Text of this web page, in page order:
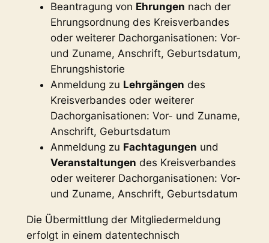
Beantragung von Ehrungen nach der
Ehrungsordnung des Kreisverbandes
oder weiterer Dachorganisationen: Vor-
und Zuname, Anschrift, Geburtsdatum,
Ehrungshistorie
Anmeldung zu Lehrgängen des
Kreisverbandes oder weiterer
Dachorganisationen: Vor- und Zuname,
Anschrift, Geburtsdatum
Anmeldung zu Fachtagungen und
Veranstaltungen des Kreisverbandes
oder weiterer Dachorganisationen: Vor-
und Zuname, Anschrift, Geburtsdatum
Die Übermittlung der Mitgliedermeldung
erfolgt in einem datentechnisch